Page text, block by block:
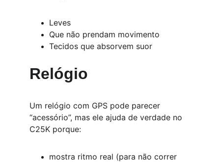
Leves
Que não prendam movimento
Tecidos que absorvem suor
Relógio
Um relógio com GPS pode parecer
“acessório”, mas ele ajuda de verdade no
C25K porque:
mostra ritmo real (para não correr